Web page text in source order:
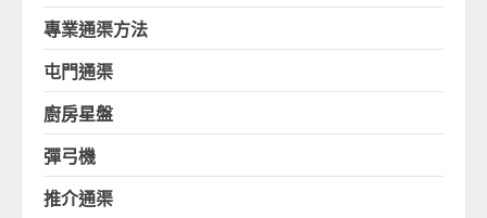
專業通渠方法
屯門通渠
廚房星盤
彈弓機
推介通渠